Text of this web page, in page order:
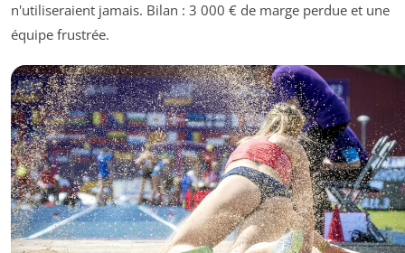
n'utiliseraient jamais. Bilan : 3 000 € de marge perdue et une
équipe frustrée.